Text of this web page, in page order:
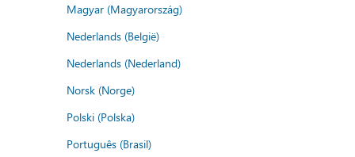
Magyar (Magyarország)
Nederlands (België)
Nederlands (Nederland)
Norsk (Norge)
Polski (Polska)
Português (Brasil)